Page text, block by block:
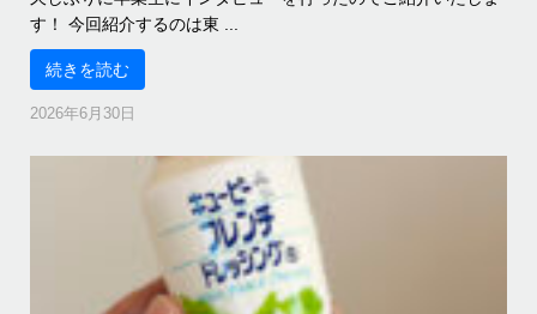
す！ 今回紹介するのは東 ...
続きを読む
2026年6月30日